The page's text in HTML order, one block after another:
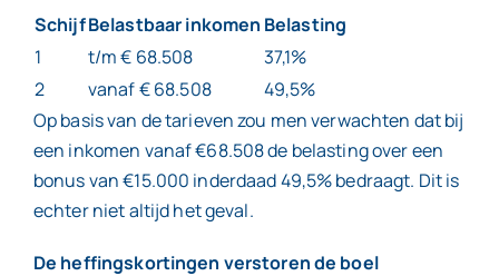
SchijfBelastbaar inkomen Belasting
1
t/m € 68.508
37,1%
2
vanaf € 68.508
49,5%
Op basis van de tarieven zou men verwachten dat bij
een inkomen vanaf €68.508 de belasting over een
bonus van €15.000 inderdaad 49,5% bedraagt. Dit is
echter niet altijd het geval.
De heffingskortingen verstoren de boel